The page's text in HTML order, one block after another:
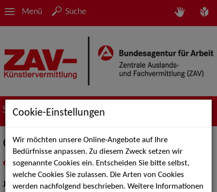
Menü Suche
Suche nach Künstler*innen
Guntermann, Judith
als PDF speichern
inMeine Merklistelegen
Jahrgang:1980
Cookie-Einstellungen
Wir möchten unsere Online-Angebote auf Ihre
Bedürfnisse anpassen. Zu diesem Zweck setzen wir
sogenannte Cookies ein. Entscheiden Sie bitte selbst,
welche Cookies Sie zulassen. Die Arten von Cookies
werden nachfolgend beschrieben. Weitere Informationen